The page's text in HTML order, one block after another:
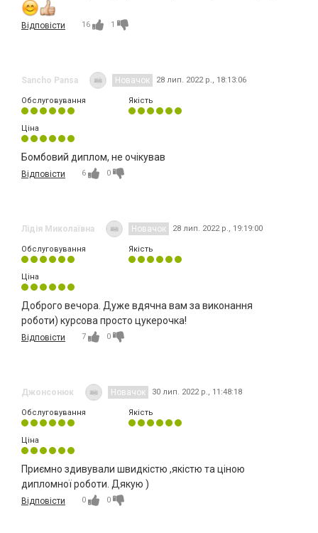
Відповісти 16 1
Sancho Pansa Новачок 28 лип. 2022 р., 18:13:06
Обслуговування Якість
Ціна
Бомбовий диплом, не очікував
Відповісти 6 0
Лідія Миколаївна Новачок 28 лип. 2022 р., 19:19:00
Обслуговування Якість
Ціна
Доброго вечора. Дуже вдячна вам за виконання
роботи) курсова просто цукерочка!
Відповісти 7 0
Джонсонюк Новачок 30 лип. 2022 р., 11:48:18
Обслуговування Якість
Ціна
Приємно здивували швидкістю ,якістю та ціною
дипломної роботи. Дякую )
Відповісти 0 0